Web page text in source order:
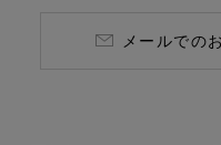
メールでの